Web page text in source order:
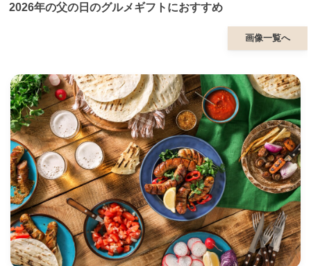
2026年の父の日のグルメギフトにおすすめ
画像一覧へ